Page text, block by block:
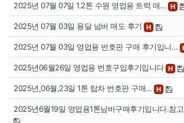
2025년 07월 07일 1.2톤 수원 영업용 트럭 매… H
2025년 07월 03일 용달 넘버 매도 후기 H
2025년 07월 03일 영업용 번호판 구매 후기입니…
2025년06월26일 영업용 번호구입후기입니다 H
2025년,06월,23일 1톤 탑차 번호판 구매… H
2025년6월19일 영업용1톤남바구매후기입니다.참